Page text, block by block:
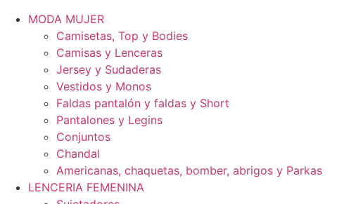
MODA MUJER
Camisetas, Top y Bodies
Camisas y Lenceras
Jersey y Sudaderas
Vestidos y Monos
Faldas pantalón y faldas y Short
Pantalones y Legins
Conjuntos
Chandal
Americanas, chaquetas, bomber, abrigos y Parkas
LENCERIA FEMENINA